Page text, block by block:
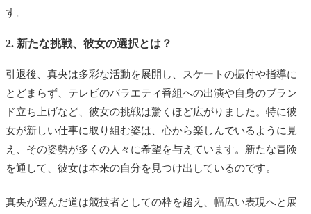
す。
2. 新たな挑戦、彼女の選択とは？
引退後、真央は多彩な活動を展開し、スケートの振付や指導に
とどまらず、テレビのバラエティ番組への出演や自身のブラン
ド立ち上げなど、彼女の挑戦は驚くほど広がりました。特に彼
女が新しい仕事に取り組む姿は、心から楽しんでいるように見
え、その姿勢が多くの人々に希望を与えています。新たな冒険
を通して、彼女は本来の自分を見つけ出しているのです。
真央が選んだ道は競技者としての枠を超え、幅広い表現へと展